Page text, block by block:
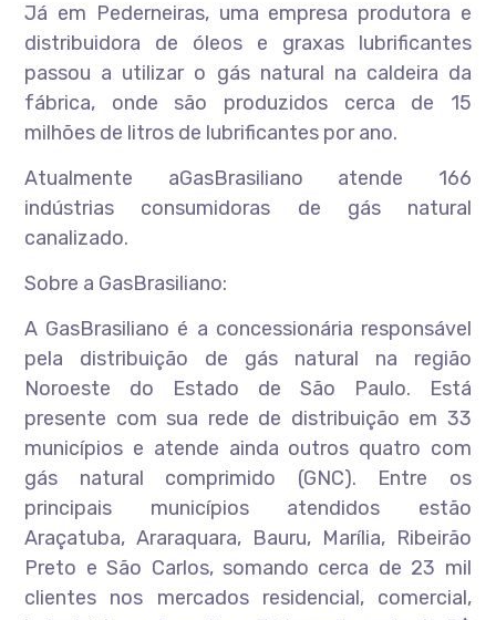
Já em Pederneiras, uma empresa produtora e
distribuidora de óleos e graxas lubrificantes
passou a utilizar o gás natural na caldeira da
fábrica, onde são produzidos cerca de 15
milhões de litros de lubrificantes por ano.
Atualmente aGasBrasiliano atende 166
indústrias consumidoras de gás natural
canalizado.
Sobre a GasBrasiliano:
A GasBrasiliano é a concessionária responsável
pela distribuição de gás natural na região
Noroeste do Estado de São Paulo. Está
presente com sua rede de distribuição em 33
municípios e atende ainda outros quatro com
gás natural comprimido (GNC). Entre os
principais municípios atendidos estão
Araçatuba, Araraquara, Bauru, Marília, Ribeirão
Preto e São Carlos, somando cerca de 23 mil
clientes nos mercados residencial, comercial,